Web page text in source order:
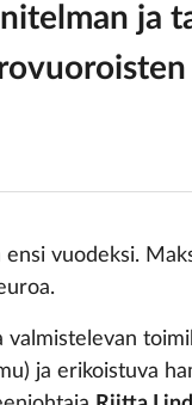
ja
vuodeksi.
ja erikoistuva